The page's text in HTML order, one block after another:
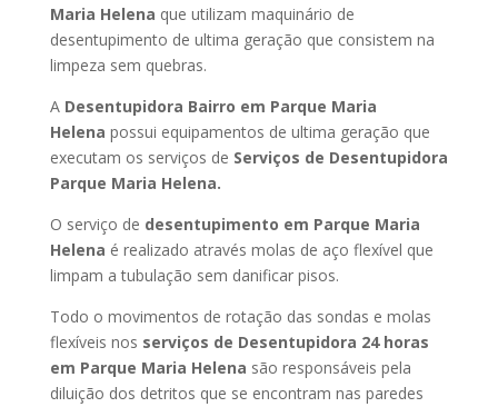
Maria Helena que utilizam maquinário de
desentupimento de ultima geração que consistem na
limpeza sem quebras.
A Desentupidora Bairro em Parque Maria
Helena possui equipamentos de ultima geração que
executam os serviços de Serviços de Desentupidora
Parque Maria Helena.
O serviço de desentupimento em Parque Maria
Helena é realizado através molas de aço flexível que
limpam a tubulação sem danificar pisos.
Todo o movimentos de rotação das sondas e molas
flexíveis nos serviços de Desentupidora 24 horas
em Parque Maria Helena são responsáveis pela
diluição dos detritos que se encontram nas paredes